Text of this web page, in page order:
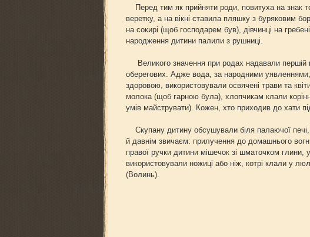
Перед тим як прийняти роди, повитуха на знак
веретку, а на вікні ставила пляшку з буряковим
на сокирі (щоб господарем був), дівчинці на
народження дитини палили з рушниці.
Великого значення при родах надавали першій
оберегових. Адже вода, за народними
здоровою, використовували освячені трави та
молока (щоб гарною була), хлопчикам клали
умів майструвати). Кожен, хто приходив до хати
Скупану дитину обсушували біля палаючої печі,
й давнім звичаєм: прилучення до домашнього
правої ручки дитини мішечок зі шматочком глини,
використовували ножиці або ніж, котрі клали у
(Волинь).